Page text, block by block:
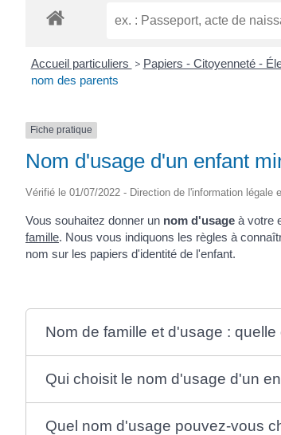
SAINT-
HIPPOLYTE
(17430)
Accueil particuliers > Papiers - Citoyenneté -
nom des parents
Fiche pratique
Nom d'usage d'un enfant
Vérifié le 01/07/2022 - Direction de l'information
Vous souhaitez donner un nom d'usage à votre
famille. Nous vous indiquons les règles à
nom sur les papiers d'identité de l'enfant.
Nom de famille et d'usage : quelle
Qui choisit le nom d'usage d'un
Quel nom d'usage pouvez-vous